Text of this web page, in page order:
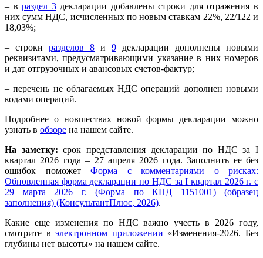
– враздел 3декларации добавлены строки для отражения в
них сумм НДС, исчисленных по новым ставкам 22%, 22/122 и
18,03%;
– строки разделов 8 и 9 декларации дополнены новыми
реквизитами, предусматривающими указание в них номеров
и дат отгрузочных и авансовых счетов-фактур;
– перечень не облагаемых НДС операций дополнен новыми
кодами операций.
Подробнее о новшествах новой формы декларации можно
узнать в обзоре на нашем сайте.
На заметку: срок представления декларации по НДС за I
квартал 2026 года – 27 апреля 2026 года. Заполнить ее без
ошибок поможет Форма с комментариями о рисках:
Обновленная форма декларации по НДС за I квартал 2026 г. с
29 марта 2026 г. (Форма по КНД 1151001) (образец
заполнения) (КонсультантПлюс, 2026).
Какие еще изменения по НДС важно учесть в 2026 году,
смотрите вэлектронном приложении «Изменения-2026. Без
глубины нет высоты» на нашем сайте.